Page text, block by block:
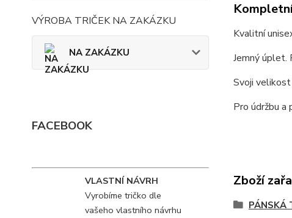
VÝROBA TRIČEK NA ZAKÁZKU
NA ZAKÁZKU
FACEBOOK
VLASTNÍ NÁVRH
Vyrobíme tričko dle
vašeho vlastního návrhu
Kvalitní
Jemný úplet.
Svoji
Pro údržbu a
Zboží
PÁNSKÁ